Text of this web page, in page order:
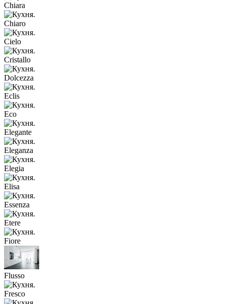
Chiara
Chiaro
Cielo
Cristallo
Dolcezza
Eclis
Eco
Elegante
Eleganza
Elegia
Elisa
Essenza
Etere
Fiore
Flusso
Fresco